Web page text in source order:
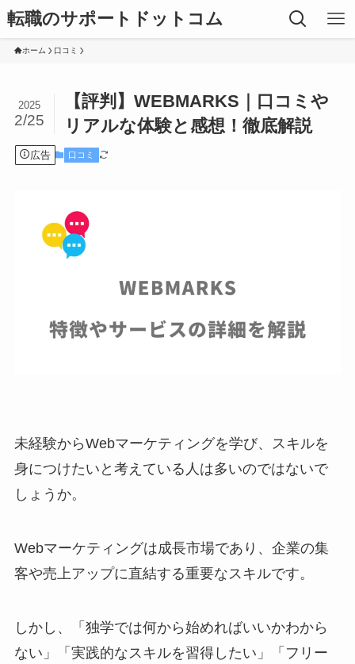
転職のサポートドットコム
ホーム 口コミ
【評判】WEBMARKS｜口コミや
リアルな体験と感想！徹底解説
2025
2/25
広告 口コミ
未経験からWebマーケティングを学び、スキルを
身につけたいと考えている人は多いのではないで
しょうか。
Webマーケティングは成長市場であり、企業の集
客や売上アップに直結する重要なスキルです。
しかし、「独学では何から始めればいいかわから
ない」「実践的なスキルを習得したい」「フリー